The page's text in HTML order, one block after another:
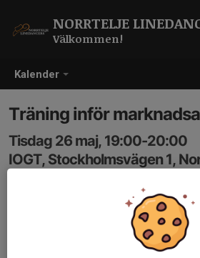
Kalender
NORRTELJE
Välkommen!
Träning inför
Tisdag 26 maj, 19:00-20:00
IOGT, Stockholmsvägen 1,